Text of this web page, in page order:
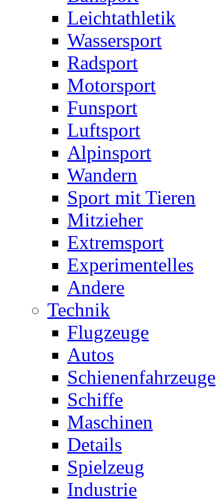
Leichtathletik
Wassersport
Radsport
Motorsport
Funsport
Luftsport
Alpinsport
Wandern
Sport mit Tieren
Mitzieher
Extremsport
Experimentelles
Andere
Technik
Flugzeuge
Autos
Schienenfahrzeuge
Schiffe
Maschinen
Details
Spielzeug
Industrie